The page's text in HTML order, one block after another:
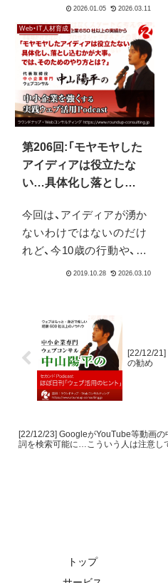
準をお伝えします。
2026.01.05
第206回:「モヤモヤした
アイディアは役立たな
い…具体化し落とし込
むかが大事。では、その
ためのやり方とは？」
今回は、アイディアが湧か
れど、今10歳の行動や、組
織の施策まで落とし込め
ないという方向けの内容
です。どうしてそうなる
くはPodcastをお聞き下さ
[22/12/23] GoogleがYouTube等動画の
お悩みQ&A